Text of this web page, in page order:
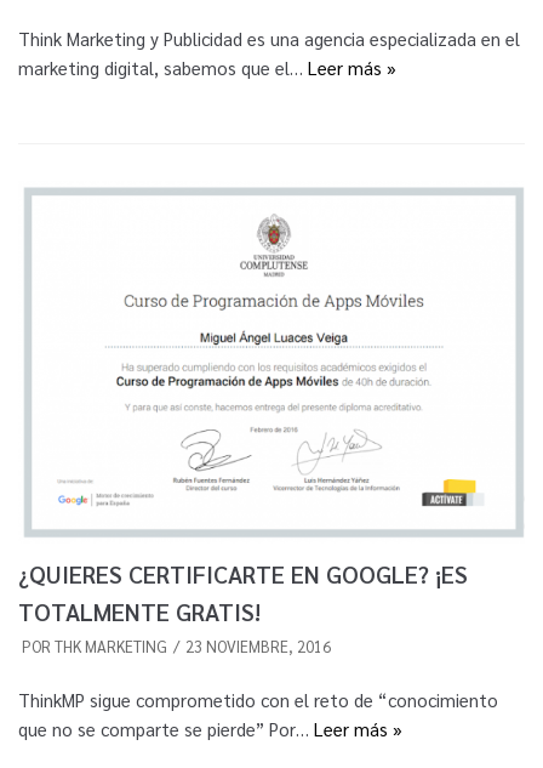
Think Marketing y Publicidad es una agencia especializada en el
marketing digital, sabemos que el… Leer más »
¿QUIERES CERTIFICARTE EN GOOGLE? ¡ES
TOTALMENTE GRATIS!
POR THK MARKETING 23 NOVIEMBRE, 2016
ThinkMP sigue comprometido con el reto de “conocimiento
que no se comparte se pierde” Por… Leer más »